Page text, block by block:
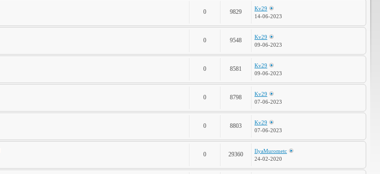
0 9829
Kv29
14-06-2023
0 9548
Kv29
09-06-2023
0 8581
Kv29
09-06-2023
0 8798
Kv29
07-06-2023
0 8803
Kv29
07-06-2023
0 29360
IlyaMurometc
24-02-2020